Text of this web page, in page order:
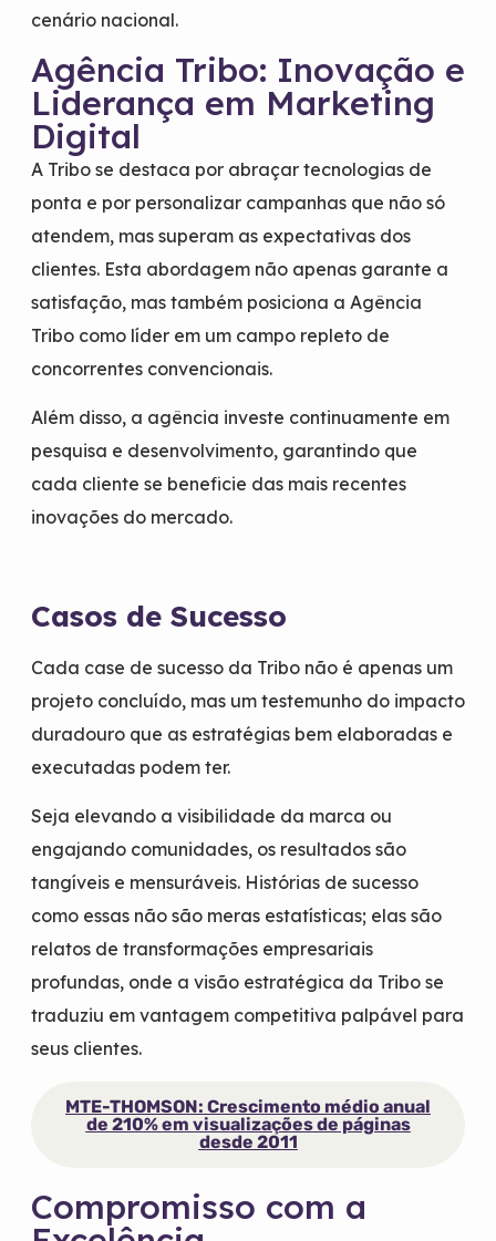
cenário nacional.
Agência Tribo: Inovação e
Liderança em Marketing
Digital
A Tribo se destaca por abraçar tecnologias de
ponta e por personalizar campanhas que não só
atendem, mas superam as expectativas dos
clientes. Esta abordagem não apenas garante a
satisfação, mas também posiciona a Agência
Tribo como líder em um campo repleto de
concorrentes convencionais.
Além disso, a agência investe continuamente em
pesquisa e desenvolvimento, garantindo que
cada cliente se beneficie das mais recentes
inovações do mercado.
Casos de Sucesso
Cada case de sucesso da Tribo não é apenas um
projeto concluído, mas um testemunho do impacto
duradouro que as estratégias bem elaboradas e
executadas podem ter.
Seja elevando a visibilidade da marca ou
engajando comunidades, os resultados são
tangíveis e mensuráveis. Histórias de sucesso
como essas não são meras estatísticas; elas são
relatos de transformações empresariais
profundas, onde a visão estratégica da Tribo se
traduziu em vantagem competitiva palpável para
seus clientes.
MTE-THOMSON: Crescimento médio anual
de 210% em visualizações de páginas
desde 2011
Compromisso com a